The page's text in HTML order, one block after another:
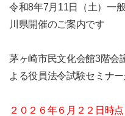
令和8年7月11日（土）一
川県開催のご案内です
茅ヶ崎市民文化会館3階会
よる役員法令試験セミナ
２０２６年６月２２日時